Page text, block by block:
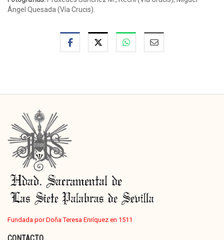
Ángel Quesada (Vía Crucis).
Fundada por Doña Teresa Enríquez en 1511